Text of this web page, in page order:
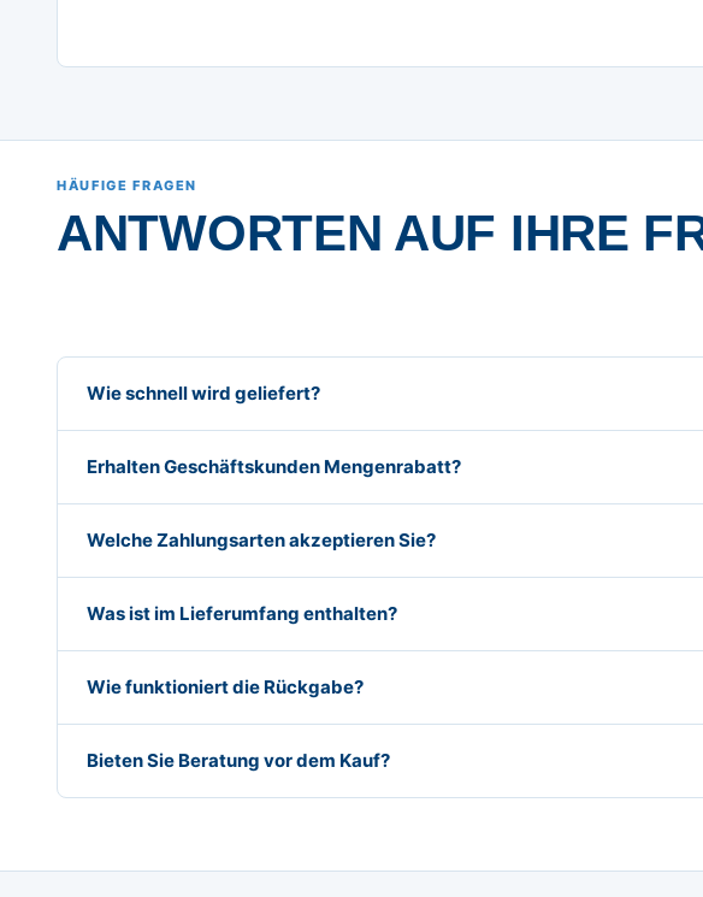
HÄUFIGE FRAGEN
ANTWORTEN AUF IHRE
Wie schnell wird geliefert?
Erhalten Geschäftskunden Mengenrabatt?
Welche Zahlungsarten akzeptieren Sie?
Was ist im Lieferumfang enthalten?
Wie funktioniert die Rückgabe?
Bieten Sie Beratung vor dem Kauf?